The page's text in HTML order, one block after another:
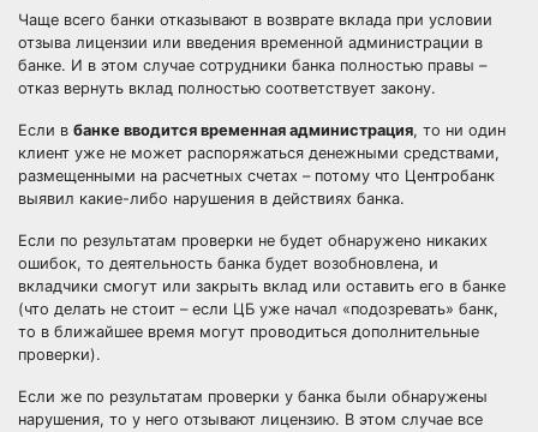
Чаще всего банки отказывают в возврате вклада при условии
отзыва лицензии или введения временной администрации в
банке. И в этом случае сотрудники банка полностью правы –
отказ вернуть вклад полностью соответствует закону.
Если в банке вводится временная администрация, то ни один
клиент уже не может распоряжаться денежными средствами,
размещенными на расчетных счетах – потому что Центробанк
выявил какие-либо нарушения в действиях банка.
Если по результатам проверки не будет обнаружено никаких
ошибок, то деятельность банка будет возобновлена, и
вкладчики смогут или закрыть вклад или оставить его в банке
(что делать не стоит – если ЦБ уже начал «подозревать» банк,
то в ближайшее время могут проводиться дополнительные
проверки).
Если же по результатам проверки у банка были обнаружены
нарушения, то у него отзывают лицензию. В этом случае все